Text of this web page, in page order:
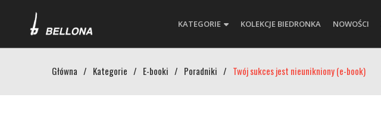
KATEGORIE KOLEKCJE BIEDRONKA NOWOŚCI
Główna / Kategorie / E-booki / Poradniki / Twój sukces jest nieunikniony (e-book)